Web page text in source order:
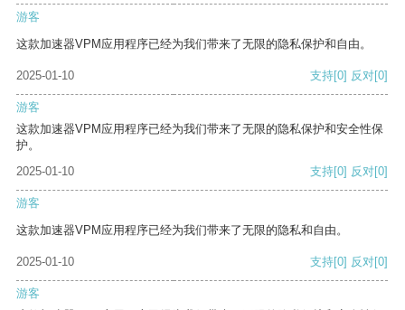
游客
这款加速器VPM应用程序已经为我们带来了无限的隐私保护和自由。
2025-01-10 支持[0] 反对[0]
游客
这款加速器VPM应用程序已经为我们带来了无限的隐私保护和安全性保
护。
2025-01-10
支持[0] 反对[0]
游客
这款加速器VPM应用程序已经为我们带来了无限的隐私和自由。
2025-01-10 支持[0] 反对[0]
游客